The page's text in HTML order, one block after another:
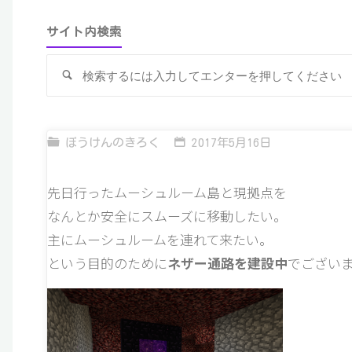
サイト内検索
検
ぼうけんのきろく 2017年5月16日
先日行ったムーシュルーム島と現拠点を
なんとか安全にスムーズに移動したい。
主にムーシュルームを連れて来たい。
という目的のためにネザー通路を建設中でござい